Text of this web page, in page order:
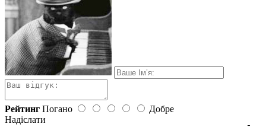
Рейтинг Погано
Добре
Надіслати